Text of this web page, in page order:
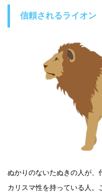
信頼されるライオン
ぬかりのないたぬきの人が、
カリスマ性を持っている人。